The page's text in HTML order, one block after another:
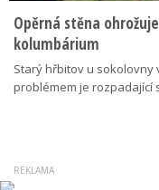
Opěrná stěna
kolumbárium
Starý hřbitov u sokolovny
problémem je rozpadající